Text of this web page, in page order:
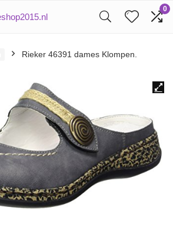
0
Rieker 46391 dames Klompen.